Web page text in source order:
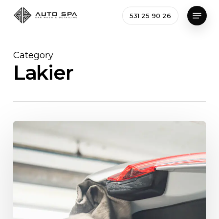
531 25 90 26
Menu
Category
Lakier
opis
usług
Auto
Browar